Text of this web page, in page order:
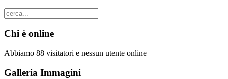
Chi è online
Abbiamo 88 visitatori e nessun utente online
Galleria Immagini